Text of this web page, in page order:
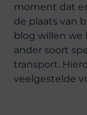
moment dat
de plaats van
blog willen we
ander soort
transport.
veelgestelde